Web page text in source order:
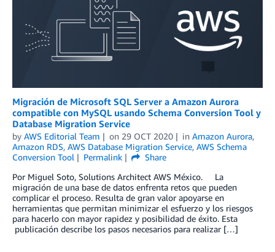
Migración de Microsoft SQL Server a Amazon Aurora
compatible con MySQL usando Schema Conversion Tool y
Database Migration Service
by AWS Editorial Team on 29 OCT 2020 in Amazon Aurora,
Amazon RDS, AWS Database Migration Service, AWS Schema
Conversion Tool
Permalink
Share
Por Miguel Soto, Solutions Architect AWS México. La
migración de una base de datos enfrenta retos que pueden
complicar el proceso. Resulta de gran valor apoyarse en
herramientas que permitan minimizar el esfuerzo y los riesgos
para hacerlo con mayor rapidez y posibilidad de éxito. Esta
publicación describe los pasos necesarios para realizar […]